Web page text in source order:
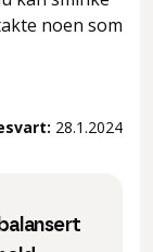
noen som
28.1.2024